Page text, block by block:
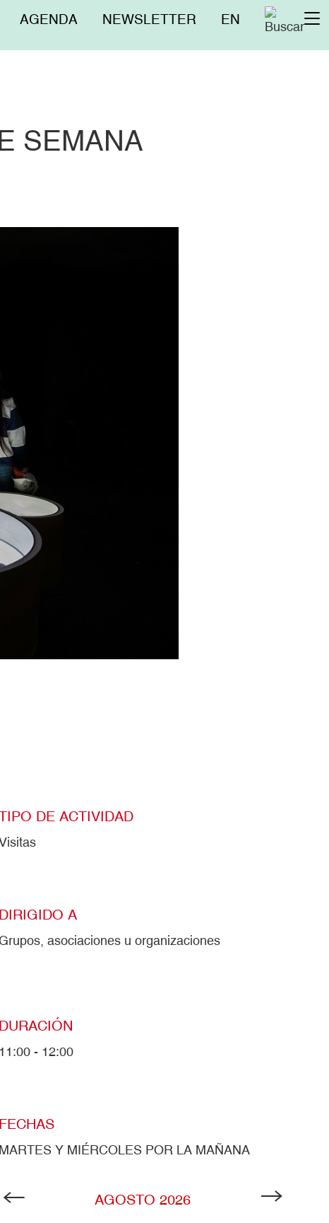
Menú
AGENDA NEWSLETTER EN
SEMANA
DE ACTIVIDAD
DIRIGIDO A
asociaciones u organizaciones
DURACIÓN
11:00 - 12:00
FECHAS
MARTES Y MIÉRCOLES POR LA MAÑANA
AGOSTO 2026